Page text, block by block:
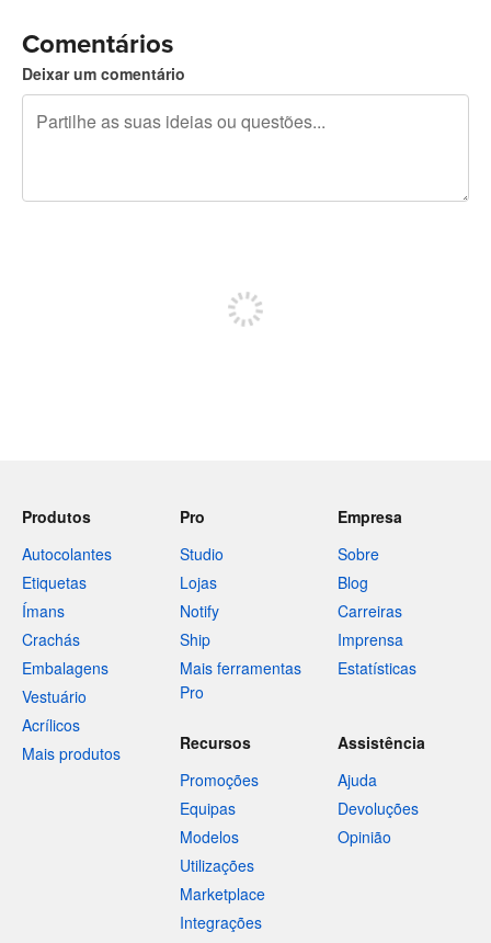
Comentários
Deixar um comentário
Produtos
Autocolantes
Etiquetas
Ímans
Crachás
Embalagens
Vestuário
Acrílicos
Mais produtos
Pro
Studio
Lojas
Notify
Ship
Mais ferramentas
Pro
Empresa
Sobre
Blog
Carreiras
Imprensa
Estatísticas
Recursos
Promoções
Equipas
Modelos
Utilizações
Marketplace
Integrações
Assistência
Ajuda
Devoluções
Opinião